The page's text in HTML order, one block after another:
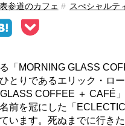
参道のカフェ スぺシャルテ
「MORNING GLASS
とりであるエリック・ロ
COFFEE ＋ CAFÉ
前を冠にした「
います。死ぬまでに行き